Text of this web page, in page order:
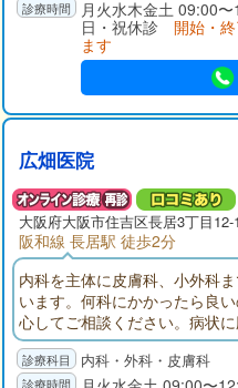
月火水木金土 09:00
日・祝休診 開始・
ます
広畑医院
大阪府大阪市住吉区長居3丁目12-
阪和線 長居駅 徒歩2分
内科を主体に皮膚科、小外科
います。何科にかかったら良
心してご相談ください。病状
にも紹介いたします。
内科・外科・皮膚科